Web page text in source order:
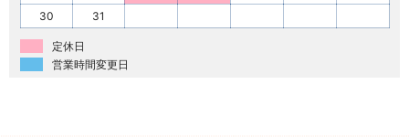
30
31
定休日
営業時間変更日